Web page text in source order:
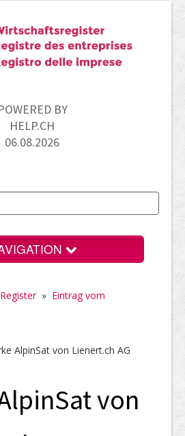
BY
HELP.CH
06.08.2026
UID-Register
» Eintrag vom
AlpinSat von Lienert.ch AG
von